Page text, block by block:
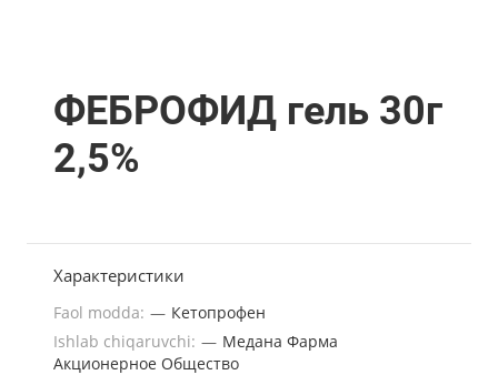
ФЕБРОФИД гель 30г
2,5%
Характеристики
Faol modda: — Кетопрофен
Ishlab chiqaruvchi: — Медана Фарма
Акционерное Общество